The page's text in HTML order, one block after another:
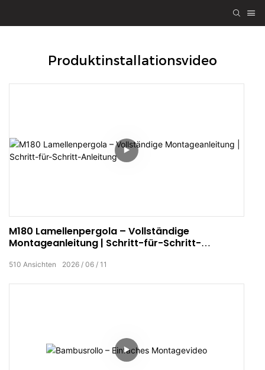
Produktinstallationsvideo
M180 Lamellenpergola – Vollständige
Montageanleitung | Schritt-für-Schritt-
2026 06 11
510 Ansichten